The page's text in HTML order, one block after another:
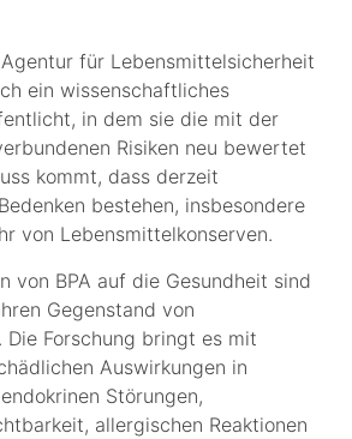
für Lebensmittelsicherheit
ein wissenschaftliches
in dem sie die mit der
Risiken neu bewertet
kommt, dass derzeit
bestehen, insbesondere
von Lebensmittelkonserven.
von BPA auf die Gesundheit sind
Gegenstand von
Die Forschung bringt es mit
Auswirkungen in
Störungen,
allergischen Reaktionen